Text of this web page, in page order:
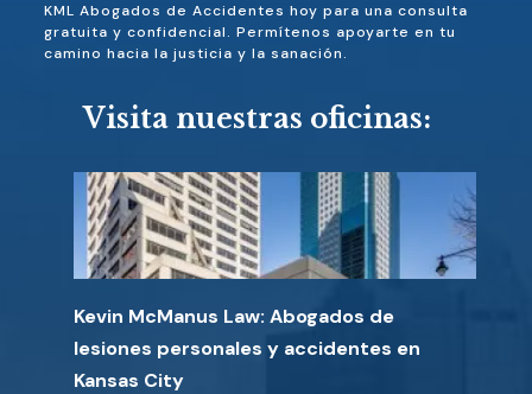
KML Abogados de Accidentes hoy para una consulta
gratuita y confidencial. Permítenos apoyarte en tu
camino hacia la justicia y la sanación.
Visita nuestras oficinas:
Kevin McManus Law: Abogados de
lesiones personales y accidentes en
Kansas City